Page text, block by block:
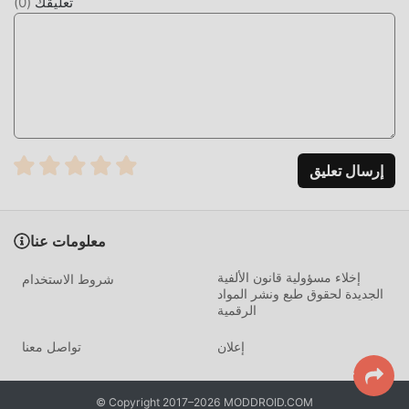
إرسال تعليق
معلومات عنا
شروط الاستخدام
إخلاء مسؤولية قانون الألفية
الجديدة لحقوق طبع ونشر المواد
الرقمية
تواصل معنا إعلان
© Copyright 2017–2026 MODDROID.COM